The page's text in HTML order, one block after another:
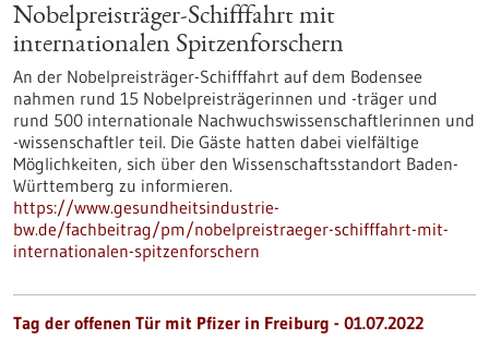
Nobelpreisträger-Schifffahrt mit
internationalen Spitzenforschern
An der Nobelpreisträger-Schifffahrt auf dem Bodensee
nahmen rund 15 Nobelpreisträgerinnen und -träger und
rund 500 internationale Nachwuchswissenschaftlerinnen und
-wissenschaftler teil. Die Gäste hatten dabei vielfältige
Möglichkeiten, sich über den Wissenschaftsstandort Baden-
Württemberg zu informieren.
https://www.gesundheitsindustrie-
bw.de/fachbeitrag/pm/nobelpreistraeger-schifffahrt-mit-
internationalen-spitzenforschern
Tag der offenen Tür mit Pfizer in Freiburg - 01.07.2022